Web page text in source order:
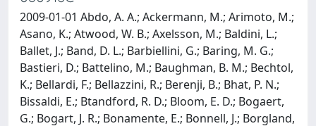
2009-01-01 Abdo, A. A.; Ackermann, M.; Arimoto, M.;
Asano, K.; Atwood, W. B.; Axelsson, M.; Baldini, L.;
Ballet, J.; Band, D. L.; Barbiellini, G.; Baring, M. G.;
Bastieri, D.; Battelino, M.; Baughman, B. M.; Bechtol,
K.; Bellardi, F.; Bellazzini, R.; Berenji, B.; Bhat, P. N.;
Bissaldi, E.; Btandford, R. D.; Bloom, E. D.; Bogaert,
G.; Bogart, J. R.; Bonamente, E.; Bonnell, J.; Borgland,